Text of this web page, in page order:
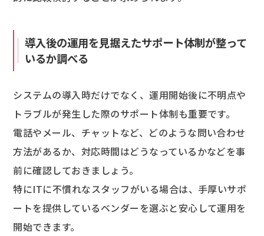
導入後の運用を見据えたサポート体制が整って
いるか調べる
システムの導入時だけでなく、運用開始後に不明点や
トラブルが発生した際のサポート体制も重要です。
電話やメール、チャットなど、どのような問い合わせ
方法があるか、対応時間はどうなっているかなどを事
前に確認しておきましょう。
特にITに不慣れなスタッフがいる場合は、手厚いサポ
ートを提供しているベンダーを選ぶと安心して運用を
開始できます。